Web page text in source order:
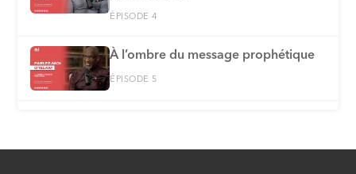
ÉPISODE 4
À l’ombre du message prophétique
ÉPISODE 5